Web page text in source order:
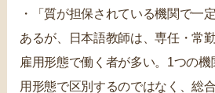
・「質が担保されている機関で一
あるが、日本語教師は、専任・常
雇用形態で働く者が多い。1つの
用形態で区別するのではなく、総